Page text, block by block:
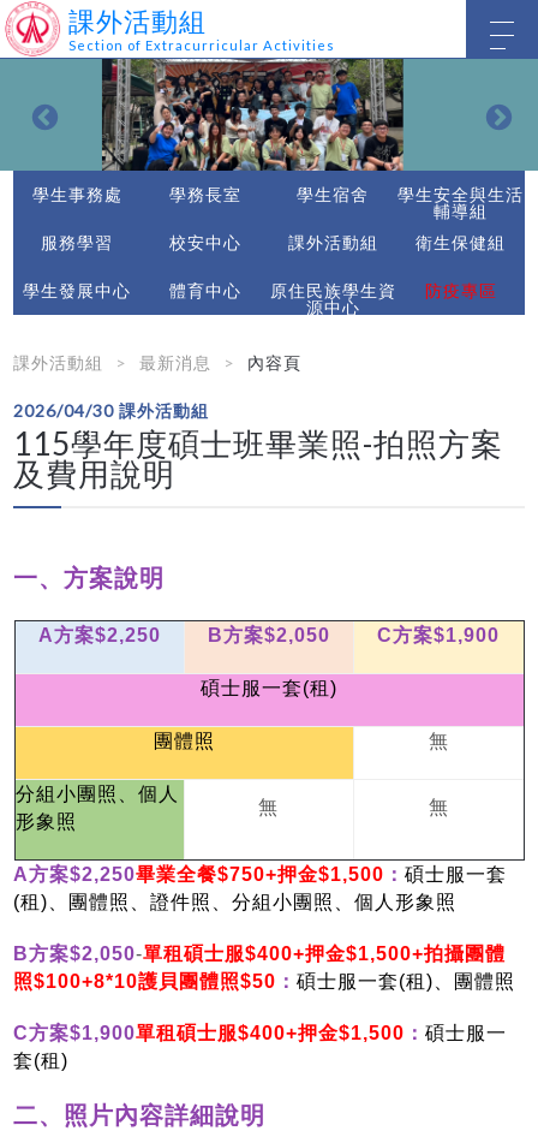
課外活動組
Section of Extracurricular Activities
學生事務處 學務長室 學生宿舍
學生安全與生活
輔導組
服務學習
校安中心 課外活動組 衛生保健組
學生發展中心 體育中心
原住民族學生資
源中心
防疫專區
課外活動組 最新消息 內容頁
2026/04/30課外活動組
115學年度碩士班畢業照-拍照方案
及費用說明
一、方案說明
A方案$2,250 B方案$2,050 C方案$1,900
碩士服一套(租)
團體照 無
分組小團照、個人
形象照
無 無
A方案$2,250畢業全餐$750+押金$1,500 ：碩士服一套
(租)、團體照、證件照、分組小團照、個人形象照
B方案$2,050-單租碩士服$400+押金$1,500+拍攝團體
照$100+8*10護貝團體照$50 ：碩士服一套(租)、團體照
C方案$1,900單租碩士服$400+押金$1,500 ：碩士服一
套(租)
二、 照片內容詳細說明